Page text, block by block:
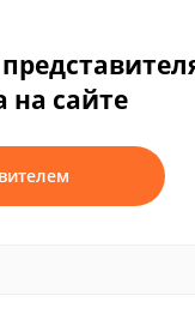
на сайте